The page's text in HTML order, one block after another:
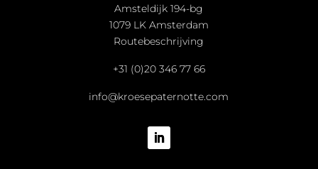
Amsteldijk 194-bg
1079 LK Amsterdam
Routebeschrijving
+31 (0)20 346 77 66
info@kroesepaternotte.com